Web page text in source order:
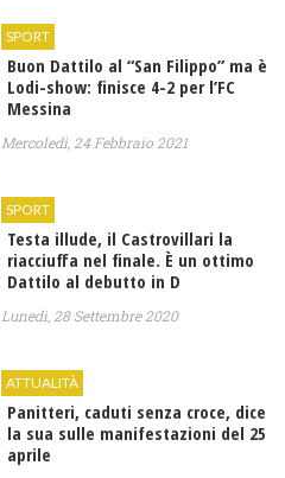
SPORT
Buon Dattilo al “San Filippo” ma è
Lodi-show: finisce 4-2 per l’FC
Messina
Mercoledì, 24 Febbraio 2021
SPORT
Testa illude, il Castrovillari la
riacciuffa nel finale. È un ottimo
Dattilo al debutto in D
Lunedì, 28 Settembre 2020
ATTUALITÀ
Panitteri, caduti senza croce, dice
la sua sulle manifestazioni del 25
aprile